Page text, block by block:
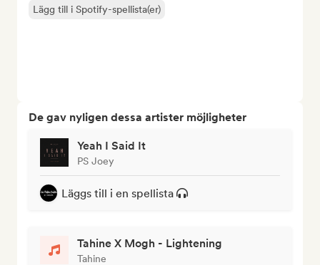
Lägg till i Spotify-spellista(er)
De gav nyligen dessa artister möjligheter
Yeah I Said It
PS Joey
Läggs till i en spellista
Tahine X Mogh - Lightening
Tahine